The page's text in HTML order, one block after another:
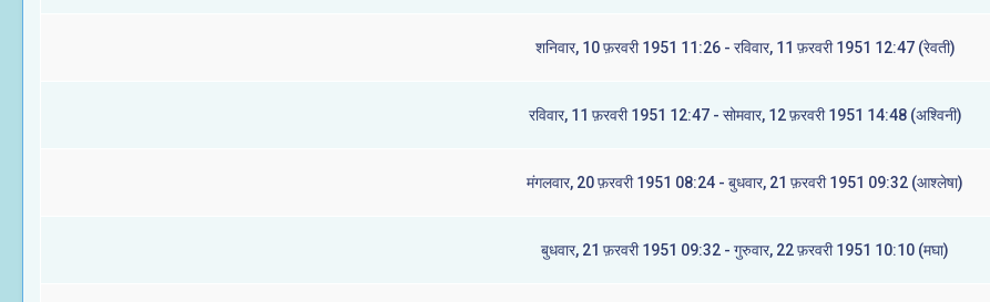
शनिवार, 10 फ़रवरी 1951 11:26 - रविवार, 11 फ़रवरी 1951 12:47 (रेवती)
रविवार, 11 फ़रवरी 1951 12:47 - सोमवार, 12 फ़रवरी 1951 14:48 (अश्विनी)
मंगलवार, 20 फ़रवरी 1951 08:24 - बुधवार, 21 फ़रवरी 1951 09:32 (आश्लेषा)
बुधवार, 21 फ़रवरी 1951 09:32 - गुरुवार, 22 फ़रवरी 1951 10:10 (मघा)